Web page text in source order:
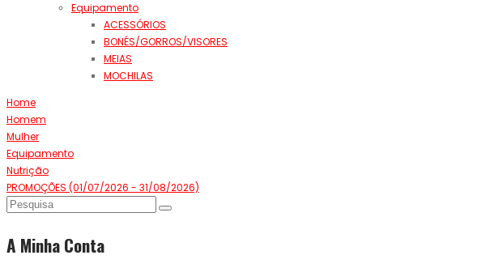
Equipamento
ACESSÓRIOS
BONÉS/GORROS/VISORES
MEIAS
MOCHILAS
Home
Homem
Mulher
Equipamento
Nutrição
PROMOÇÕES (01/07/2026 - 31/08/2026)
A Minha Conta